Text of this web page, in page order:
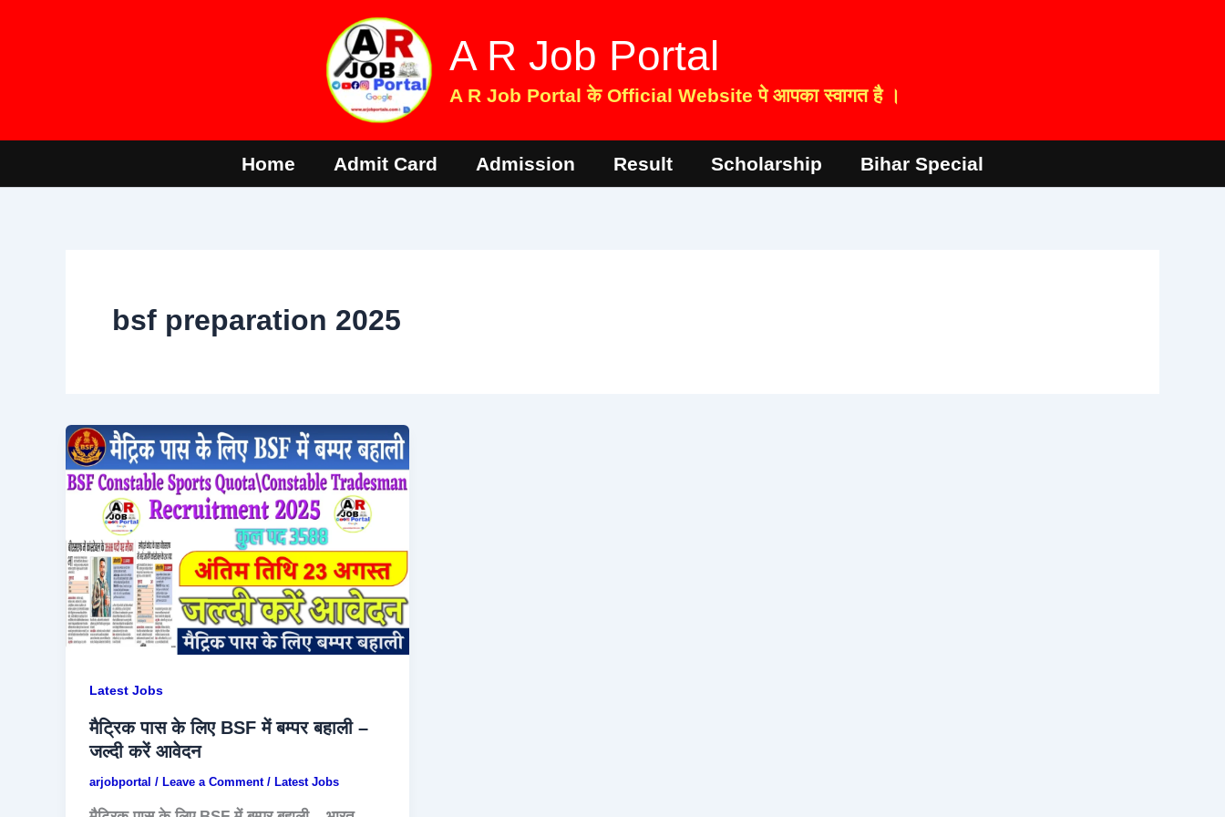
A R Job Portal
A R Job Portal के Official Website पे आपका स्वागत है ।
Home Admit Card Admission Result Scholarship Bihar Special
bsf preparation 2025
Latest Jobs
मैट्रिक पास के लिए BSF में बम्पर बहाली –
जल्दी करें आवेदन
arjobportal / Leave a Comment / Latest Jobs